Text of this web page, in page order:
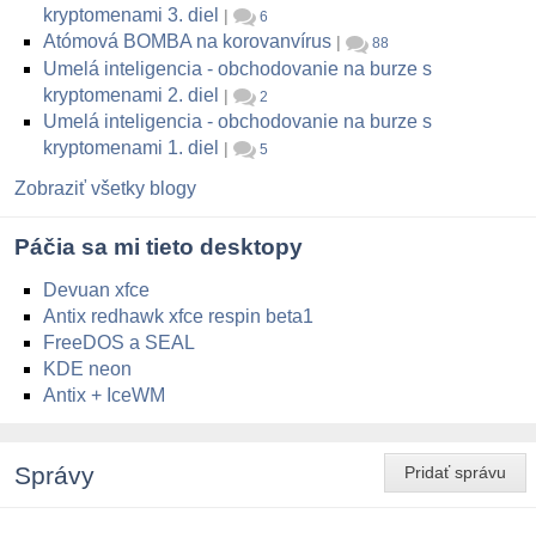
kryptomenami 3. diel | 6
Atómová BOMBA na korovanvírus | 88
Umelá inteligencia - obchodovanie na burze s
kryptomenami 2. diel | 2
Umelá inteligencia - obchodovanie na burze s
kryptomenami 1. diel | 5
Zobraziť všetky blogy
Páčia sa mi tieto desktopy
Devuan xfce
Antix redhawk xfce respin beta1
FreeDOS a SEAL
KDE neon
Antix + IceWM
Pridať správu
Správy